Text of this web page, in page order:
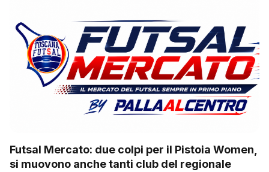
Futsal Mercato: due colpi per il Pistoia Women,
si muovono anche tanti club del regionale